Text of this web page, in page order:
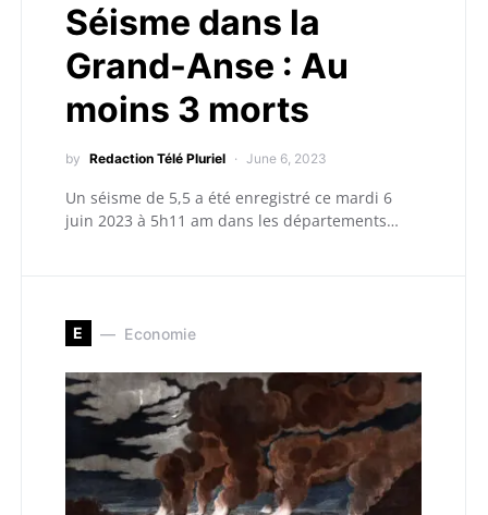
Séisme dans la
Grand-Anse : Au
moins 3 morts
by Redaction Télé Pluriel June 6, 2023
Un séisme de 5,5 a été enregistré ce mardi 6
juin 2023 à 5h11 am dans les départements…
E Economie